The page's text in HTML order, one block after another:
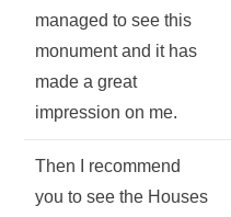
managed to see this
monument and it has
made a great
impression on me.
Then I recommend
you to see the Houses